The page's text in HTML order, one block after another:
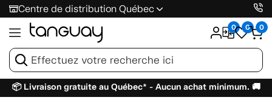
Centre de distribution Québec
0 0 0
📦 Livraison gratuite au Québec* - Aucun achat minimum. 🚚